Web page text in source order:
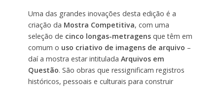
Uma das grandes inovações desta edição é a
criação da Mostra Competitiva, com uma
seleção de cinco longas-metragensque têm em
comum o uso criativo de imagens de arquivo –
daí a mostra estar intitulada Arquivos em
Questão. São obras que ressignificam registros
históricos, pessoais e culturais para construir